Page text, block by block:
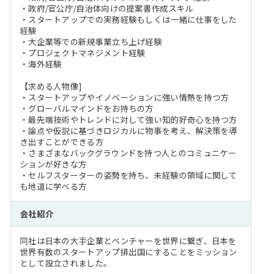
・政府/官公庁/自治体向けの提案書作成スキル
・スタートアップでの実務経験もしくは一緒に仕事をした
経験
・大企業等での新規事業立ち上げ経験
・プロジェクトマネジメント経験
・海外経験
【求める人物像]
・スタートアップやイノベーションに強い情熱を持つ方
・グローバルマインドをお持ちの方
・最先端技術やトレンドに対して強い知的好奇心を持つ方
・論点や仮説に基づきロジカルに物事を考え、解決策を導
き出すことができる方
・さまざまなバックグラウンドを持つ人とのコミュニケー
ションが好きな方
・セルフスターターの姿勢を持ち、未経験の領域に関して
も地道に学べる方
会社紹介
同社は日本の大手企業とベンチャーを世界に繋ぎ、日本を
世界有数のスタートアップ排出国にすることをミッション
として設立されました。